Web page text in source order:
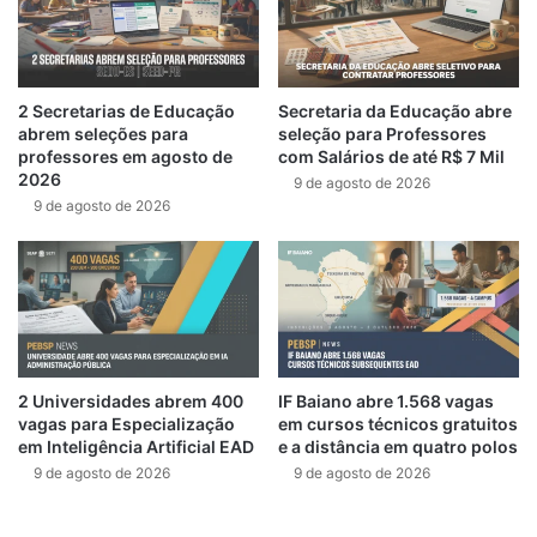
2 Secretarias de Educação
abrem seleções para
professores em agosto de
2026
9 de agosto de 2026
Secretaria da Educação abre
seleção para Professores
com Salários de até R$ 7 Mil
9 de agosto de 2026
2 Universidades abrem 400
vagas para Especialização
em Inteligência Artificial EAD
9 de agosto de 2026
IF Baiano abre 1.568 vagas
em cursos técnicos gratuitos
e a distância em quatro polos
9 de agosto de 2026